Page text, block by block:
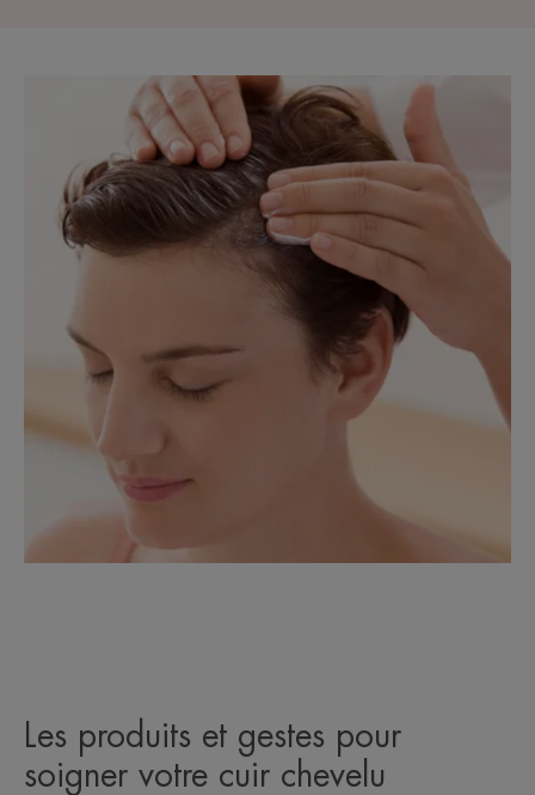
Les produits et gestes pour
soigner votre cuir chevelu